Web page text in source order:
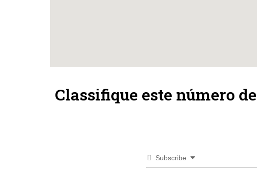
Classifique este número
Subscribe